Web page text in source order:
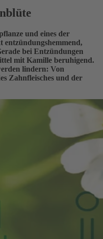
und eines der
entzündungshemmend,
bei Entzündungen
mit Kamille beruhigend.
lindern: Von
Zahnfleisches und der